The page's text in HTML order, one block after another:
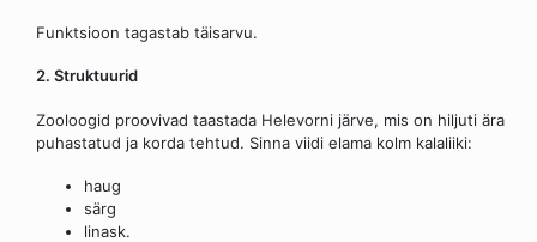
Funktsioon tagastab täisarvu.
2. Struktuurid
Zooloogid proovivad taastada Helevorni järve, mis on hiljuti ära
puhastatud ja korda tehtud. Sinna viidi elama kolm kalaliiki:
haug
särg
linask.